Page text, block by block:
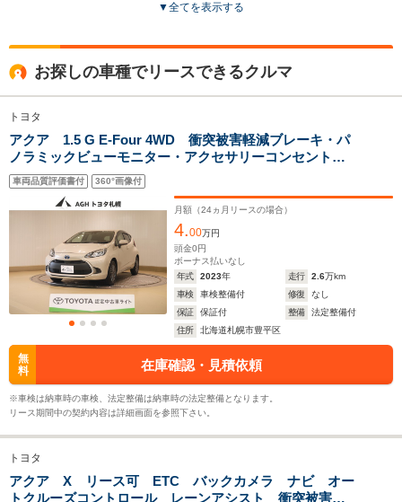
サイズ
WLTCモード
燃費
駆動方式
1.5m～1.52m
全幅
1.7m
3.94m～3.95m
ホイールベース
18.0～36.0km/L
└市街地:13.7～
└郊外:18.4～
40.4km/L
└高速道路:20.4～
33.6km/L
FF、4WD
5ドア
全高
1.51m～1.55m
全幅
1.7m
23.0～29.5km/L
└市街地:21.7～
└郊外:24.8～
32.6km/L
FF、4WD FF
▼全てを表示する
お探しの車種でリースできるクルマ
トヨタ
アクア 1.5 G E-Four 4WD 衝突被害軽減ブレーキ・パ
ノラミックビューモニター・アクセサリーコンセント・
ドライブレコーダー付き
車両品質評価書付 360°画像付
月額（24ヵ月リースの場合）
4.00万円
頭金0円
ボーナス払いなし
年式
2023年 走行 2.6万km
車検
車検整備付 修復
なし
保証
保証付 整備
法定整備付
住所
北海道札幌市豊平区
無
料
在庫確認・見積依頼
※車検は納車時の車検、法定整備は納車時の法定整備となります。
リース期間中の契約内容は詳細画面を参照下さい。
トヨタ
アクア X リース可 ETC バックカメラ ナビ オー
トクルーズコントロール レーンアシスト 衝突被害軽